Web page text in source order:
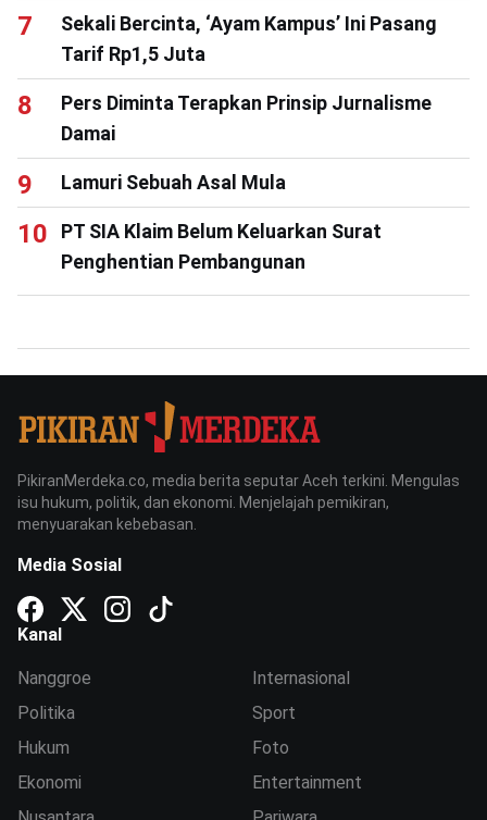
Sekali Bercinta, ‘Ayam Kampus’ Ini Pasang
Tarif Rp1,5 Juta
Pers Diminta Terapkan Prinsip Jurnalisme
Damai
Lamuri Sebuah Asal Mula
PT SIA Klaim Belum Keluarkan Surat
Penghentian Pembangunan
PikiranMerdeka.co, media berita seputar Aceh terkini. Mengulas
isu hukum, politik, dan ekonomi. Menjelajah pemikiran,
menyuarakan kebebasan.
Media Sosial
Kanal
Nanggroe
Politika
Hukum
Ekonomi
Internasional
Sport
Foto
Entertainment